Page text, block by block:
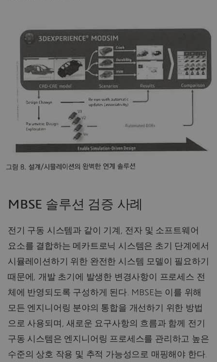
MBSE 솔루션 검증 사례
전기 구동 시스템과 같이 기계, 전자 및 소프트웨어
요소를 결합하는 메카트로닉 시스템은 초기 단계에서
시뮬레이션하기 위한 완전한 시스템 모델이 필요하기
때문에, 개발 초기에 발생한 변경사항이 프로세스 전
체에 반영되도록 구성하게 된다. MBSE는 이를 위해
모든 엔지니어링 분야의 통합을 개선하기 위한 방법
으로 사용되며, 새로운 요구사항의 흐름과 함께 전기
구동 시스템은 엔지니어링 프로세스를 관리하고 높은
수준의 상호 작용 및 추적 가능성으로 매핑해야 한다.